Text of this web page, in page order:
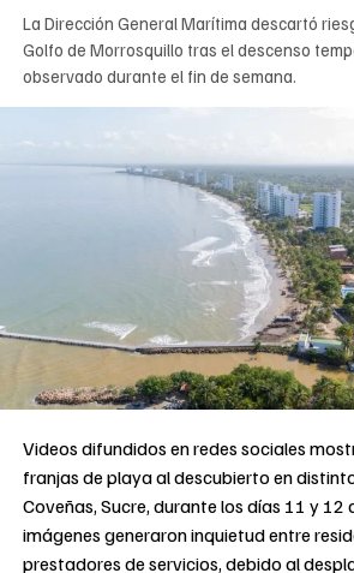
La Dirección General Marítima descartó
Golfo de Morrosquillo tras el descenso
observado durante el fin de semana.
Videos difundidos en redes sociales
franjas de playa al descubierto en
Coveñas, Sucre, durante los días 11 y 12
imágenes generaron inquietud entre
prestadores de servicios, debido al